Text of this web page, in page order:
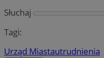
Słuchaj
Tagi:
Urząd Miastautrudnienia